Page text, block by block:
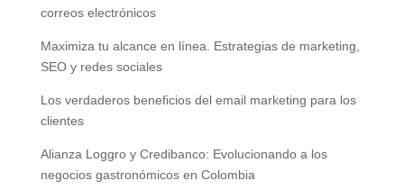
correos electrónicos
Maximiza tu alcance en línea. Estrategias de marketing,
SEO y redes sociales
Los verdaderos beneficios del email marketing para los
clientes
Alianza Loggro y Credibanco: Evolucionando a los
negocios gastronómicos en Colombia